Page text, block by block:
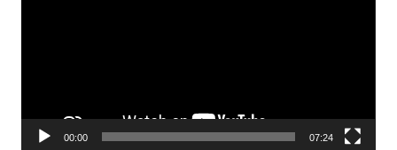
00:00 07:24